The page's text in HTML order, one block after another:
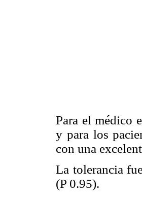
Para el médico
y para los
con una
La tolerancia
(P 0.95).